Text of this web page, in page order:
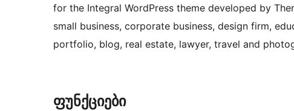
for the Integral WordPress theme developed by
small business, corporate business, design firm,
portfolio, blog, real estate, lawyer, travel and
ფუნქციები